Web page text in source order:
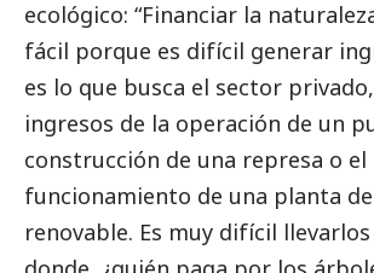
ecológico: “Financiar la
fácil porque es difícil generar
es lo que busca el sector
ingresos de la operación de un
construcción de una represa o el
funcionamiento de una planta
renovable. Es muy difícil